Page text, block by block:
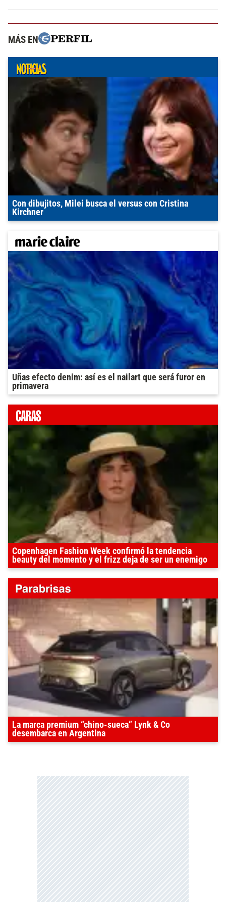
MÁS EN
Con dibujitos, Milei busca el versus con Cristina
Kirchner
Uñas efecto denim: así es el nailart que será furor en
primavera
Copenhagen Fashion Week confirmó la tendencia
beauty del momento y el frizz deja de ser un enemigo
La marca premium “chino-sueca” Lynk & Co
desembarca en Argentina